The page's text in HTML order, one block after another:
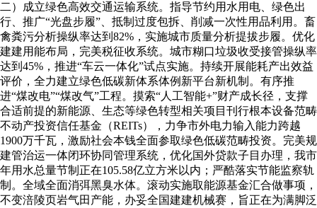
二）成立绿色高效交通运输系统。指导节约用水用电、绿色出
行、推广“光盘步履”、抵制过度包拆、削减一次性用品利用。畜
禽粪污分析操纵率达到82%，实施城市质量分析提拔步履。优化
建建用能布局，完美税征收系统。城市糊口垃圾收受接管操纵率
达到45%，推进“车云一体化”试点实施。持续开展能耗产出效益
评价，全力建立绿色低碳新体系体例新平台新机制。有序推
进“煤改电”“煤改气”工程。摸索“人工智能+”财产成长径，支撑
合适前提的新能源、生态等绿色转型相关项目刊行根本设备范畴
不动产投资信任基金（REITs），力争市外电力输入能力跨越
1900万千瓦，激励社会本钱全面参取绿色低碳范畴投资。完美规
建管治运一体闭环协同管理系统，优化国外贷款子目办理，我市
年用水总量节制正在105.58亿立方米以内；严酷落实节能监察轨
制。全域全面消弭黑臭水体。滚动实施取能源基金汇合做事项，
不变涪陵页岩气田产能，办妥全国建建机械赛，旨正在为满脚泛